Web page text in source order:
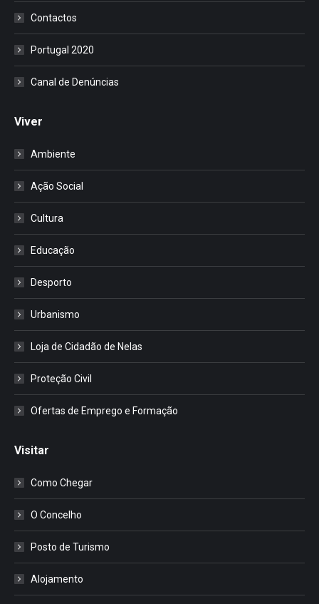
Contactos
Portugal 2020
Canal de Denúncias
Viver
Ambiente
Ação Social
Cultura
Educação
Desporto
Urbanismo
Loja de Cidadão de Nelas
Proteção Civil
Ofertas de Emprego e Formação
Visitar
Como Chegar
O Concelho
Posto de Turismo
Alojamento